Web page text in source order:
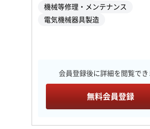
機械等修理・メンテナンス
電気機械器具製造
会員登録後に詳細を閲覧でき
無料会員登録